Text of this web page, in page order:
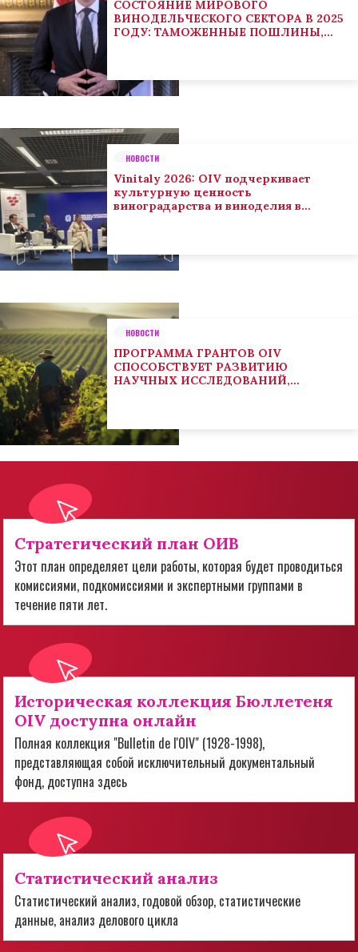
СОСТОЯНИЕ МИРОВОГО
ВИНОДЕЛЬЧЕСКОГО СЕКТОРА В 2025
ГОДУ: ТАМОЖЕННЫЕ ПОШЛИНЫ,
НОВОСТИ
Vinitaly 2026: OIV подчеркивает
культурную ценность
виноградарства и виноделия в
НОВОСТИ
ПРОГРАММА ГРАНТОВ OIV
СПОСОБСТВУЕТ РАЗВИТИЮ
НАУЧНЫХ ИССЛЕДОВАНИЙ,
Стратегический план ОИВ
Этот план определяет цели работы, которая будет проводиться
комиссиями, подкомиссиями и экспертными группами в
течение пяти лет.
Историческая коллекция Бюллетеня
OIV доступна онлайн
Полная коллекция "Bulletin de l'OIV" (1928-1998),
представляющая собой исключительный документальный
фонд, доступна здесь
Статистический анализ
Статистический анализ, годовой обзор, статистические
данные, анализ делового цикла